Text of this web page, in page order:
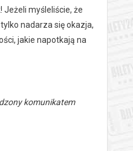
myśleliście, że
nadarza się okazja,
jakie napotkają na
komunikatem